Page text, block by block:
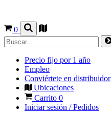
0
Precio fijo por 1 año
Empleo
Conviértete en distribuidor
Ubicaciones
Carrito 0
Iniciar sesión / Pedidos